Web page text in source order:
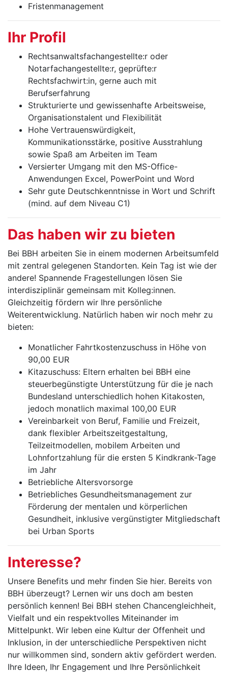
Fristenmanagement
Ihr Profil
Rechtsanwaltsfachangestellte:r oder
Notarfachangestellte:r, geprüfte:r
Rechtsfachwirt:in, gerne auch mit
Berufserfahrung
Strukturierte und gewissenhafte Arbeitsweise,
Organisationstalent und Flexibilität
Hohe Vertrauenswürdigkeit,
Kommunikationsstärke, positive Ausstrahlung
sowie Spaß am Arbeiten im Team
Versierter Umgang mit den MS-Office-
Anwendungen Excel, PowerPoint und Word
Sehr gute Deutschkenntnisse in Wort und Schrift
(mind. auf dem Niveau C1)
Das haben wir zu bieten
Bei BBH arbeiten Sie in einem modernen Arbeitsumfeld
mit zentral gelegenen Standorten. Kein Tag ist wie der
andere! Spannende Fragestellungen lösen Sie
interdisziplinär gemeinsam mit Kolleg:innen.
Gleichzeitig fördern wir Ihre persönliche
Weiterentwicklung. Natürlich haben wir noch mehr zu
bieten:
Monatlicher Fahrtkostenzuschuss in Höhe von
90,00 EUR
Kitazuschuss: Eltern erhalten bei BBH eine
steuerbegünstigte Unterstützung für die je nach
Bundesland unterschiedlich hohen Kitakosten,
jedoch monatlich maximal 100,00 EUR
Vereinbarkeit von Beruf, Familie und Freizeit,
dank flexibler Arbeitszeitgestaltung,
Teilzeitmodellen, mobilem Arbeiten und
Lohnfortzahlung für die ersten 5 Kindkrank-Tage
im Jahr
Betriebliche Altersvorsorge
Betriebliches Gesundheitsmanagement zur
Förderung der mentalen und körperlichen
Gesundheit, inklusive vergünstigter Mitgliedschaft
bei Urban Sports
Interesse?
Unsere Benefits und mehr finden Sie hier. Bereits von
BBH überzeugt? Lernen wir uns doch am besten
persönlich kennen! Bei BBH stehen Chancengleichheit,
Vielfalt und ein respektvolles Miteinander im
Mittelpunkt. Wir leben eine Kultur der Offenheit und
Inklusion, in der unterschiedliche Perspektiven nicht
nur willkommen sind, sondern aktiv gefördert werden.
Ihre Ideen, Ihr Engagement und Ihre Persönlichkeit